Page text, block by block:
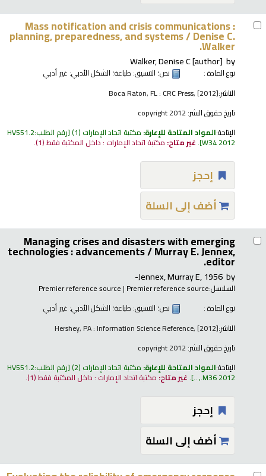
Mass notification and crisis communications :
planning, preparedness, and systems /Denise C.
Walker.
by
Walker, Denise C[author]
نوع المادة : نص؛ التنسيق: طباعة؛ الشكل الأدبي: غير أدبي
الناشر:Boca Raton, FL : CRC Press, [2012]
تاريخ حقوق النشر:
الإتاحة:المواد المتاحة للإعارة: مكتبة اتحاد الإمارات (1) رقم الطلب:HV551.2
W34 2012
.غير متاح: مكتبة اتحاد الإمارات : داخل المكتبة فقط(1).
إحجز
أضف إلى السلة
Managing crises and disasters with emerging
technologies : advancements /Murray E. Jennex,
editor.
by
Jennex, Murray E, 1956-
السلاسل: Premier reference source| Premier reference source
نوع المادة :
نص؛ التنسيق: طباعة؛ الشكل الأدبي: غير أدبي
الناشر:Hershey, PA : Information Science Reference, [2012]
تاريخ حقوق النشر:
الإتاحة:المواد المتاحة للإعارة: مكتبة اتحاد الإمارات (2) رقم الطلب:HV551.2
.M36 2012, ..
.غير متاح:مكتبة اتحاد الإمارات : داخل المكتبة فقط(1).
إحجز
أضف إلى السلة